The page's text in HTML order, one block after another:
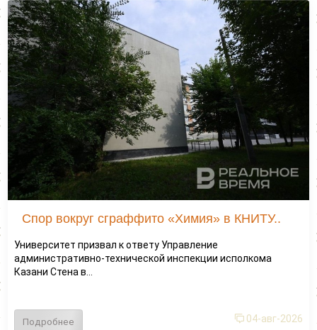
Спор вокруг сграффито «Химия» в КНИТУ..
Университет призвал к ответу Управление
административно-технической инспекции исполкома
Казани Стена в...
Подробнее 04-авг-2026